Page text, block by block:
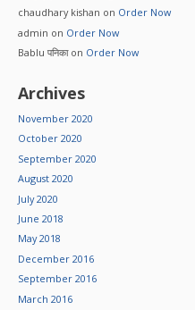
chaudhary kishan on Order Now
admin on Order Now
Bablu पनिकाon Order Now
Archives
November 2020
October 2020
September 2020
August 2020
July 2020
June 2018
May 2018
December 2016
September 2016
March 2016